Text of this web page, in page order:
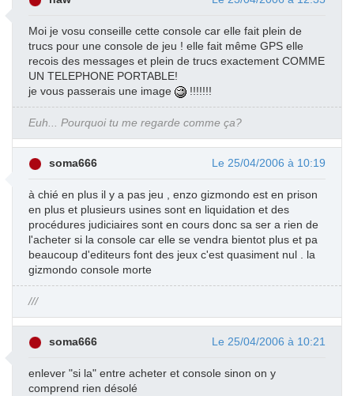
Moi je vosu conseille cette console car elle fait plein de
trucs pour une console de jeu ! elle fait même GPS elle
recois des messages et plein de trucs exactement COMME
UN TELEPHONE PORTABLE!
je vous passerais une image
!!!!!!!
Euh... Pourquoi tu me regarde comme ça?
soma666 Le 25/04/2006 à 10:19
à chié en plus il y a pas jeu , enzo gizmondo est en prison
en plus et plusieurs usines sont en liquidation et des
procédures judiciaires sont en cours donc sa ser a rien de
l'acheter si la console car elle se vendra bientot plus et pa
beaucoup d'editeurs font des jeux c'est quasiment nul . la
gizmondo console morte
///
soma666 Le 25/04/2006 à 10:21
enlever "si la" entre acheter et console sinon on y
comprend rien désolé